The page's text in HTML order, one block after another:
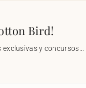
Bird!
y